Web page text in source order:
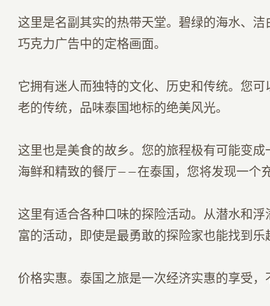
这里是名副其实的热带天堂。碧绿的海水、
巧克力广告中的定格画面。
它拥有迷人而独特的文化、历史和传统。您
老的传统，品味泰国地标的绝美风光。
这里也是美食的故乡。您的旅程极有可能变
海鲜和精致的餐厅——在泰国，您将发现一个
这里有适合各种口味的探险活动。从潜水和
富的活动，即使是最勇敢的探险家也能找到乐
价格实惠。泰国之旅是一次经济实惠的享受，